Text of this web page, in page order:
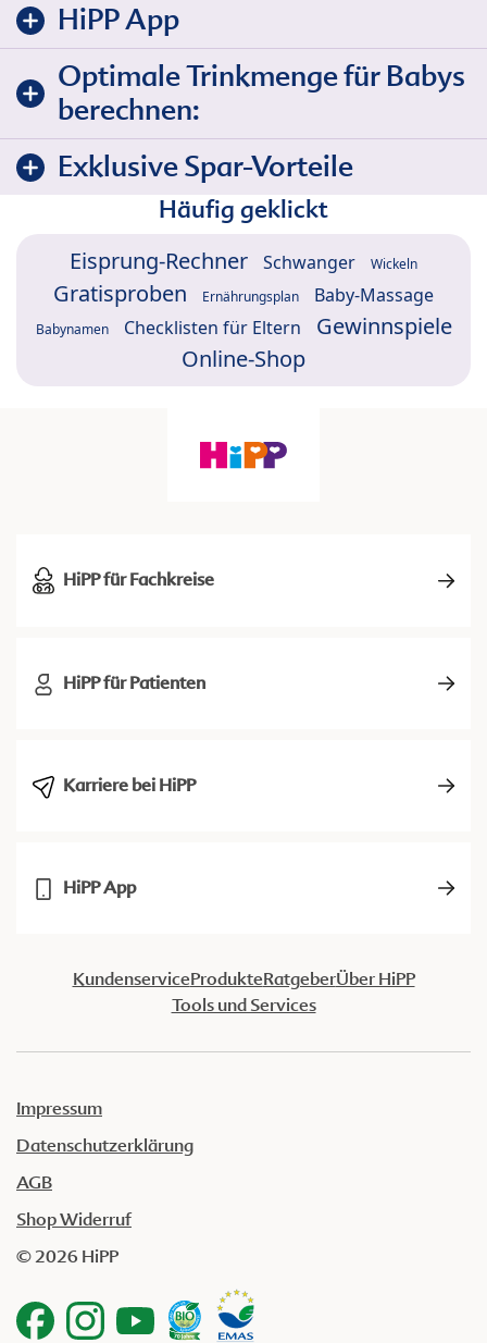
HiPP App
Optimale Trinkmenge für Babys
berechnen:
Exklusive Spar-Vorteile
Häufig geklickt
Eisprung-Rechner Schwanger Wickeln
Gratisproben Ernährungsplan Baby-Massage
Babynamen Checklisten für Eltern
Gewinnspiele
Online-Shop
HiPP für Fachkreise
HiPP für Patienten
Karriere bei HiPP
HiPP App
KundenserviceProdukteRatgeberÜber HiPP
Tools und Services
Impressum
Datenschutzerklärung
AGB
Shop Widerruf
© 2026 HiPP